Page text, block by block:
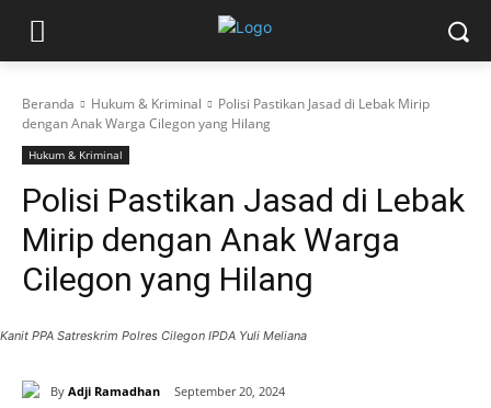
Beranda Hukum & Kriminal
Polisi Pastikan Jasad di Lebak Mirip
dengan Anak Warga Cilegon yang Hilang
Hukum & Kriminal
Polisi Pastikan Jasad di Lebak
Mirip dengan Anak Warga
Cilegon yang Hilang
Kanit PPA Satreskrim Polres Cilegon IPDA Yuli Meliana
By Adji Ramadhan September 20, 2024